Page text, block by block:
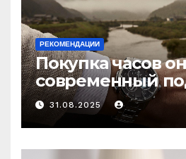
РЕКОМЕНДАЦИИ
Покупка часов
современный
выбору
31.08.2025